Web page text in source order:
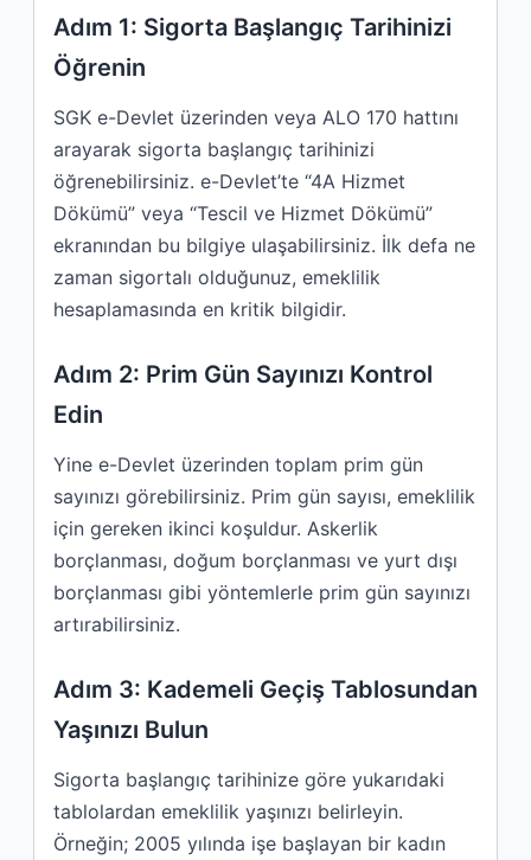
Adım 1: Sigorta Başlangıç Tarihinizi
Öğrenin
SGK e-Devlet üzerinden veya ALO 170 hattını
arayarak sigorta başlangıç tarihinizi
öğrenebilirsiniz. e-Devlet’te “4A Hizmet
Dökümü” veya “Tescil ve Hizmet Dökümü”
ekranından bu bilgiye ulaşabilirsiniz. İlk defa ne
zaman sigortalı olduğunuz, emeklilik
hesaplamasında en kritik bilgidir.
Adım 2: Prim Gün Sayınızı Kontrol
Edin
Yine e-Devlet üzerinden toplam prim gün
sayınızı görebilirsiniz. Prim gün sayısı, emeklilik
için gereken ikinci koşuldur. Askerlik
borçlanması, doğum borçlanması ve yurt dışı
borçlanması gibi yöntemlerle prim gün sayınızı
artırabilirsiniz.
Adım 3: Kademeli Geçiş Tablosundan
Yaşınızı Bulun
Sigorta başlangıç tarihinize göre yukarıdaki
tablolardan emeklilik yaşınızı belirleyin.
Örneğin; 2005 yılında işe başlayan bir kadın